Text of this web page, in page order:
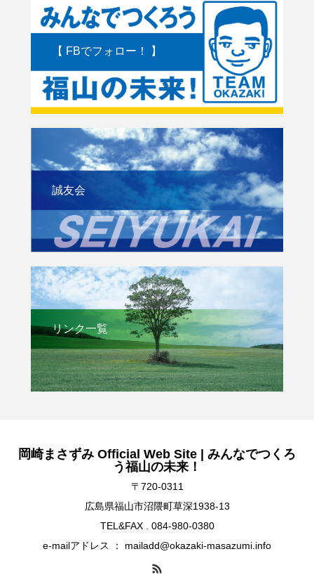
【 FBでフォロー！ 】
誠友会
リンク一覧
岡崎まさずみ Official Web Site | みんなでつくろ
う福山の未来！
〒720-0311
広島県福山市沼隈町草深1938-13
TEL&FAX . 084-980-0380
e-mailアドレス ： mailadd@okazaki-masazumi.info